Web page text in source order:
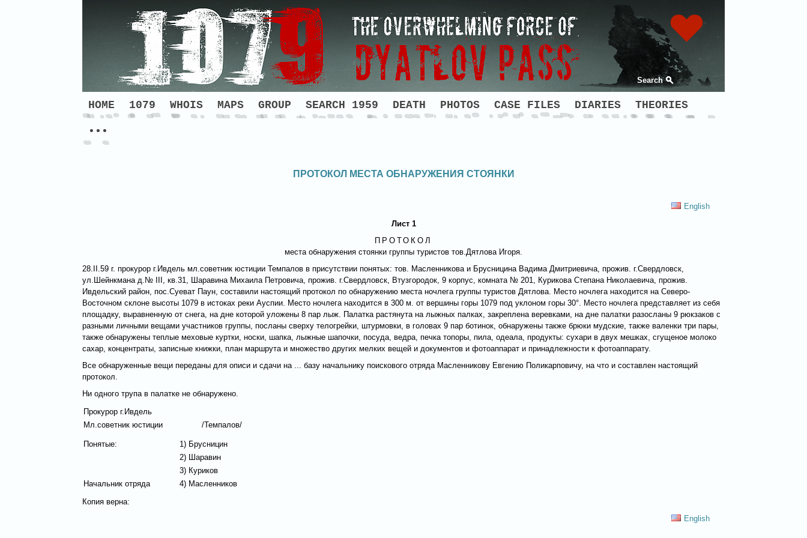
Search
HOME 1079 WHOIS MAPS GROUP SEARCH 1959 DEATH PHOTOS CASE FILES DIARIES THEORIES
•••
ПРОТОКОЛ МЕСТА ОБНАРУЖЕНИЯ СТОЯНКИ
English
Лист 1
ПРОТОКОЛ
места обнаружения стоянки группы туристов тов.Дятлова Игоря.
28.II.59 г. прокурор г.Ивдель мл.советник юстиции Темпалов в присутствии понятых: тов. Масленникова и Брусницина Вадима Дмитриевича, прожив. г.Свердловск,
ул.Шейнкмана д.№ III, кв.31, Шаравина Михаила Петровича, прожив. г.Свердловск, Втузгородок, 9 корпус, комната № 201, Курикова Степана Николаевича, прожив.
Ивдельский район, пос.Суеват Паун, составили настоящий протокол по обнаружению места ночлега группы туристов Дятлова. Место ночлега находится на Северо-
Восточном склоне высоты 1079 в истоках реки Ауспии. Место ночлега находится в 300 м. от вершины горы 1079 под уклоном горы 30°. Место ночлега представляет из себя
площадку, выравненную от снега, на дне которой уложены 8 пар лыж. Палатка растянута на лыжных палках, закреплена веревками, на дне палатки разосланы 9 рюкзаков с
разными личными вещами участников группы, посланы сверху телогрейки, штурмовки, в головах 9 пар ботинок, обнаружены также брюки мудские, также валенки три пары,
также обнаружены теплые меховые куртки, носки, шапка, лыжные шапочки, посуда, ведра, печка топоры, пила, одеала, продукты: сухари в двух мешках, сгущеное молоко
сахар, концентраты, записные книжки, план маршрута и множество других мелких вещей и документов и фотоаппарат и принадлежности к фотоаппарату.
Все обнаруженные вещи переданы для описи и сдачи на ... базу начальнику поискового отряда Масленникову Евгению Поликарповичу, на что и составлен настоящий
протокол.
Ни одного трупа в палатке не обнаружено.
Прокурор г.Ивдель
Мл.советник юстиции
/Темпалов/
Понятые:
1) Брусницин
2) Шаравин
3) Куриков
Начальник отряда
4) Масленников
Копия верна:
English